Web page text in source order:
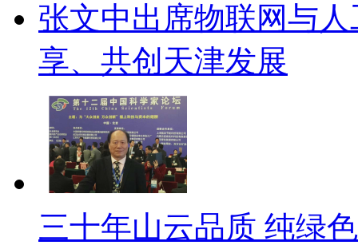
张文中出席物联网与
享、共创天津发展
三十年山云品质 纯绿